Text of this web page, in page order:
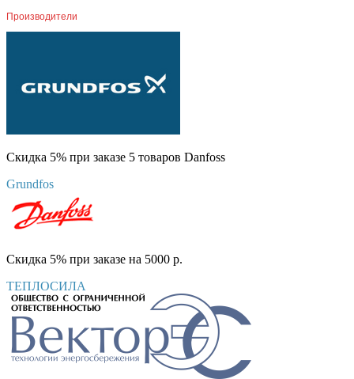
Производители
Скидка 5% при заказе 5 товаров Danfoss
Grundfos
Скидка 5% при заказе на 5000 р.
ТЕПЛОСИЛА